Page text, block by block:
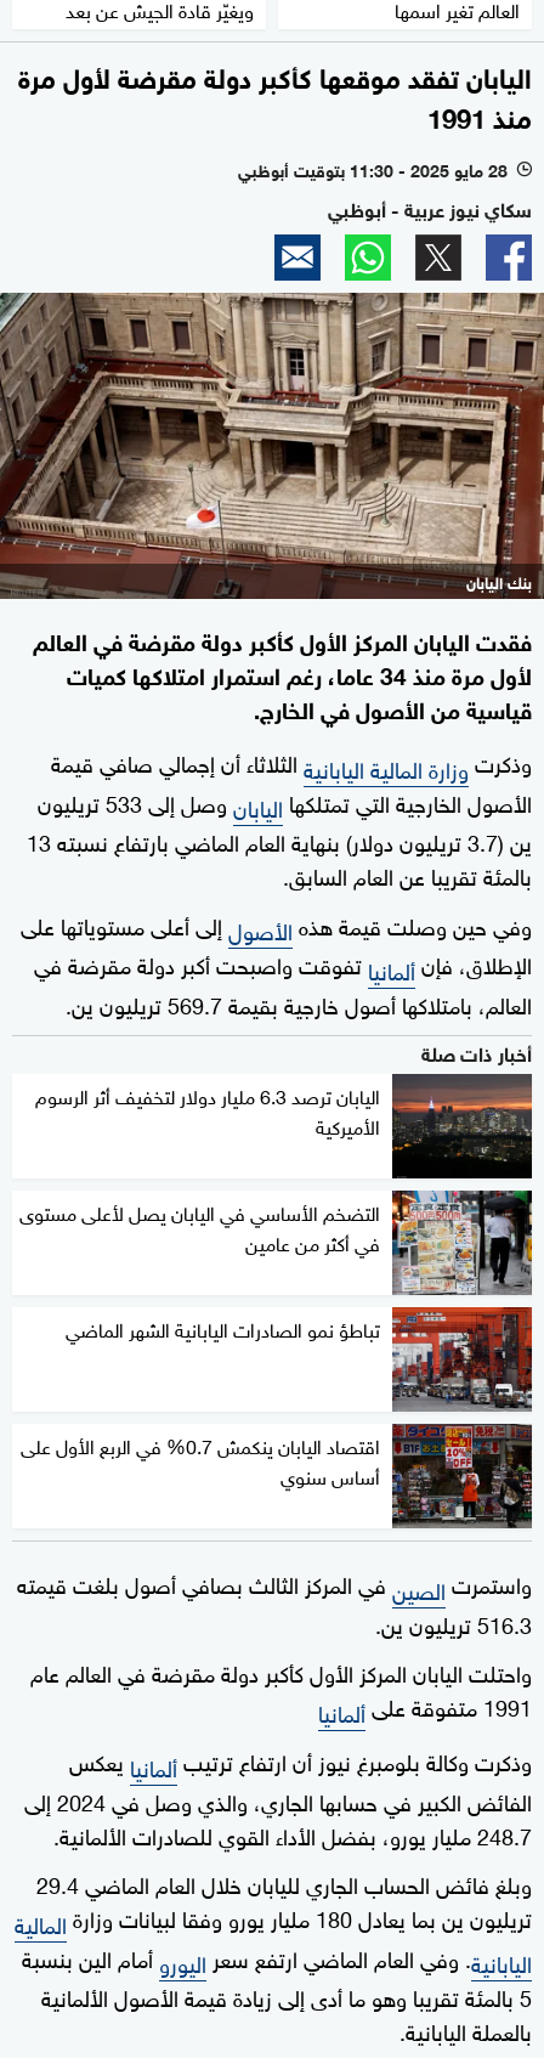
العالم تغير اسمها ويغيّر قادة الجيش عن بعد
اليابان تفقد موقعها كأكبر دولة مقرضة لأول مرة
منذ 1991
l 28 مايو 2025 - 11:30 بتوقيت أبوظبي
سكاي نيوز عربية - أبوظبي
بنك اليابان
فقدت اليابان المركز الأول كأكبر دولة مقرضة في العالم
لأول مرة منذ 34 عاما، رغم استمرار امتلاكها كميات
قياسية من الأصول في الخارج.
وذكرتوزارة المالية اليابانيةالثلاثاء أن إجمالي صافي قيمة
الأصول الخارجية التي تمتلكها اليابان
وصل إلى 533 تريليون
ين (3.7 تريليون دولار) بنهاية العام الماضي بارتفاع نسبته 13
بالمئة تقريبا عن العام السابق.
وفي حين وصلت قيمة هذهالأصولإلى أعلى مستوياتها على
الإطلاق، فإنألمانياتفوقت واصبحت أكبر دولة مقرضة في
العالم، بامتلاكها أصول خارجية بقيمة 569.7 تريليون ين.
أخبار ذات صلة
اليابان ترصد 6.3 مليار دولار لتخفيف أثر الرسوم
الأميركية
التضخم الأساسي في اليابان يصل لأعلى مستوى
في أكثر من عامين
تباطؤ نمو الصادرات اليابانية الشهر الماضي
اقتصاد اليابان ينكمش 0.7% في الربع الأول على
أساس سنوي
واستمرتالصينفي المركز الثالث بصافي أصول بلغت قيمته
516.3 تريليون ين.
واحتلت اليابان المركز الأول كأكبر دولة مقرضة في العالم عام
1991 متفوقة على
ألمانيا
وذكرت وكالة بلومبرغ نيوز أن ارتفاع ترتيبألمانيا يعكس
الفائض الكبير في حسابها الجاري، والذي وصل في 2024 إلى
248.7 مليار يورو، بفضل الأداء القوي للصادرات الألمانية.
وبلغ فائض الحساب الجاري لليابان خلال العام الماضي 29.4
تريليون ين بما يعادل 180 مليار يورو وفقا لبيانات وزارة
المالية
اليابانية. وفي العام الماضي ارتفع سعر اليوروأمام الين بنسبة
5 بالمئة تقريبا وهو ما أدى إلى زيادة قيمة الأصول الألمانية
بالعملة اليابانية.